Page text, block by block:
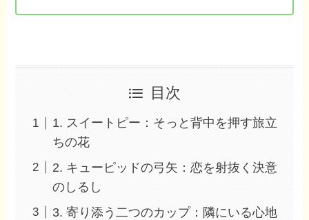
目次
1. スイートピー：そっと背中を押す旅立
ちの花
2. キューピッドの弓矢：恋を射抜く決意
のしるし
3. 寄り添う二つのカップ：隣にいる心地